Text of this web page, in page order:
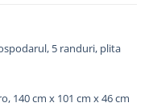
5 randuri, plita
140 cm x 101 cm x 46 cm